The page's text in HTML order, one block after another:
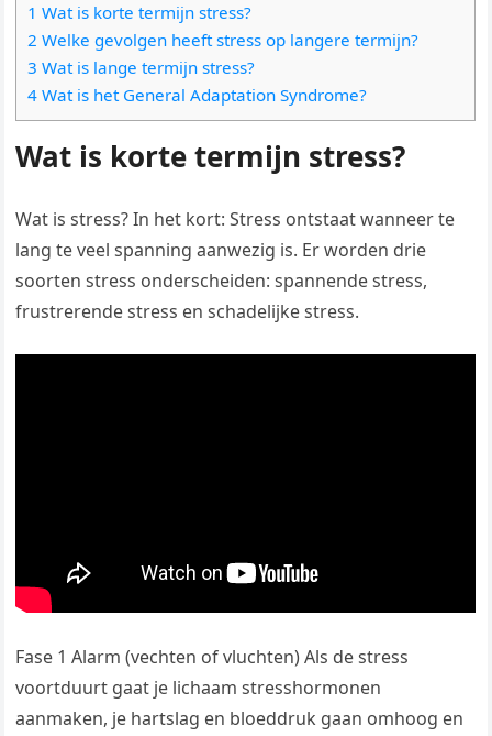
1 Wat is korte termijn stress?
2 Welke gevolgen heeft stress op langere termijn?
3 Wat is lange termijn stress?
4 Wat is het General Adaptation Syndrome?
Wat is korte termijn stress?
Wat is stress? In het kort: Stress ontstaat wanneer te
lang te veel spanning aanwezig is. Er worden drie
soorten stress onderscheiden: spannende stress,
frustrerende stress en schadelijke stress.
Fase 1 Alarm (vechten of vluchten) Als de stress
voortduurt gaat je lichaam stresshormonen
aanmaken, je hartslag en bloeddruk gaan omhoog en